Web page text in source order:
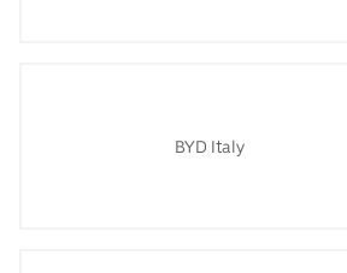
BYD Italy